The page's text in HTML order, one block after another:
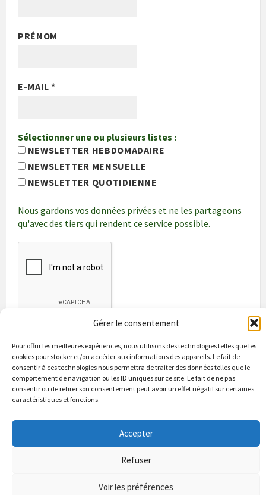
Gérer le consentement
Pour offrir les meilleures expériences, nous utilisons des technologies telles que les
cookies pour stocker et/ou accéder aux informations des appareils. Le fait de
consentir à ces technologies nous permettra de traiter des données telles que le
comportement de navigation ou les ID uniques sur ce site. Le fait de ne pas
consentir ou de retirer son consentement peut avoir un effet négatif sur certaines
caractéristiques et fonctions.
Accepter
Refuser
Voir les préférences
PRÉNOM
E-MAIL*
Sélectionner une ou plusieurs listes :
NEWSLETTER HEBDOMADAIRE
NEWSLETTER MENSUELLE
NEWSLETTER QUOTIDIENNE
Nous gardons vos données privées et ne les partageons
qu'avec des tiers qui rendent ce service possible.
Les bonnes adresses
Contacts & renseignements
© 2026 Site officiel de la commune de Puycapel dans le Cantal
Conformité à la loi RGPD
Puycapel.fr utilise des cookies pour améliorer les performance et